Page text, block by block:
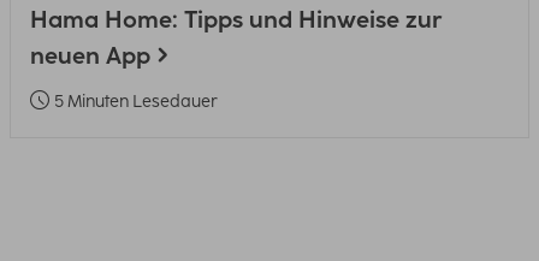
Hama Home: Tipps und Hinweise zur
neuen App
5 Minuten Lesedauer